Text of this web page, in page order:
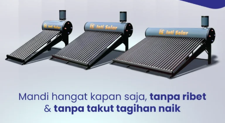
Pemanas air tenaga matahari belakangan ini disebut-
sebut sebagai terapi kesehatan yang sama baiknya dengan
berolahraga. Dengan berendam air hangat kita akan
mendapatkan manfaat yang sama besarnya seperti